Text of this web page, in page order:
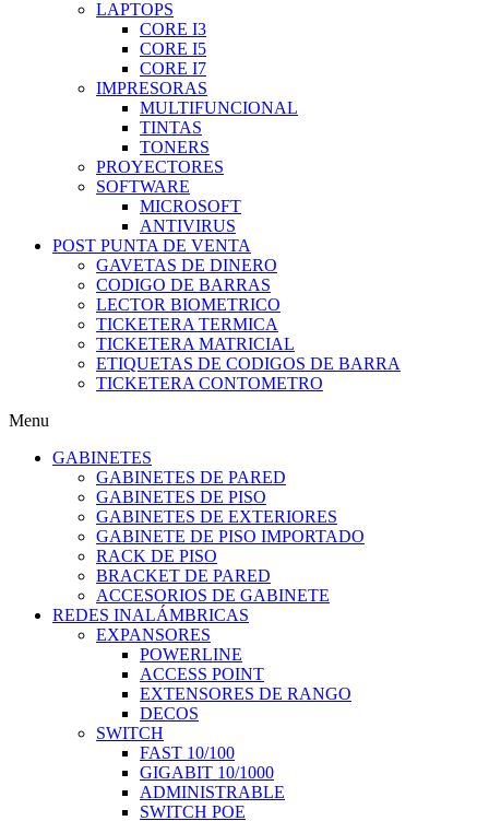
LAPTOPS
CORE I3
CORE I5
CORE I7
IMPRESORAS
MULTIFUNCIONAL
TINTAS
TONERS
PROYECTORES
SOFTWARE
MICROSOFT
ANTIVIRUS
POST PUNTA DE VENTA
GAVETAS DE DINERO
CODIGO DE BARRAS
LECTOR BIOMETRICO
TICKETERA TERMICA
TICKETERA MATRICIAL
ETIQUETAS DE CODIGOS DE BARRA
TICKETERA CONTOMETRO
Menu
GABINETES
GABINETES DE PARED
GABINETES DE PISO
GABINETES DE EXTERIORES
GABINETE DE PISO IMPORTADO
RACK DE PISO
BRACKET DE PARED
ACCESORIOS DE GABINETE
REDES INALÁMBRICAS
EXPANSORES
POWERLINE
ACCESS POINT
EXTENSORES DE RANGO
DECOS
SWITCH
FAST 10/100
GIGABIT 10/1000
ADMINISTRABLE
SWITCH POE